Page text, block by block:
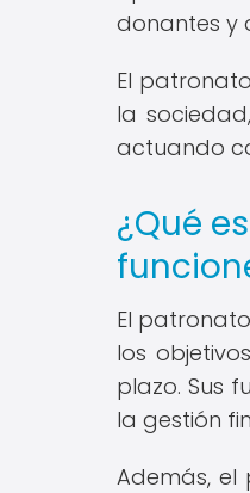
donantes y
El
la
actuando
¿Qué
El
los
plazo. Sus
la gestión
Además,